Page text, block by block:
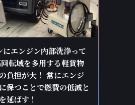
エンジン内部洗浄って
転域を多用する軽貨物
負担が大！ 常にエンジ
保つことで燃費の低減と
延ばす！